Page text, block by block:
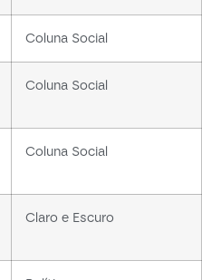
Coluna Social
Coluna Social
Coluna Social
Claro e Escuro